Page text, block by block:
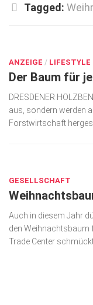
Top
Geschäft
gesund & schön
Gesellschaft
Kunst & Kultur
Podcast
Top Branchen
SACHSEN IN PARIS
Tagged:
ANZEIGE / LIFESTYLE
Der Baum für
DRESDENER
aus, sondern werden
Forstwirtschaft
GESELLSCHAFT
Auch in diesem Jahr
den Weihnachtsbaum
Trade Center